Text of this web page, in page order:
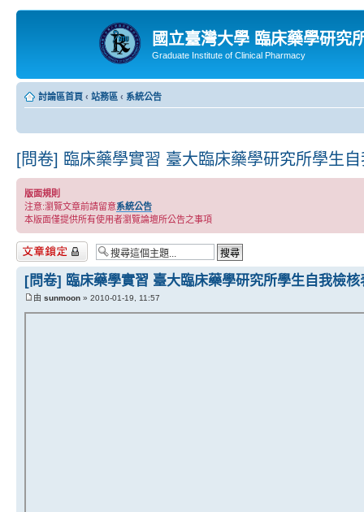
國立臺灣大學 臨床藥學研究
Graduate Institute of Clinical Pharmacy
討論區首頁 ‹ 站務區 ‹ 系統公告
[問卷] 臨床藥學實習 臺大臨床藥學研究所學生
版面規則
注意:瀏覽文章前請留意系統公告
本版面僅提供所有使用者瀏覽論壇所公告之事項
主題已鎖定
[問卷] 臨床藥學實習 臺大臨床藥學研究所學生自我檢核
由 sunmoon » 2010-01-19, 11:57